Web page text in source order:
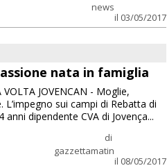
news
il 03/05/2017
nata in famiglia
di
gazzettamatin
il 08/05/2017
JOVENCAN - Moglie,
sui campi di Rebatta di
dipendente CVA di Jovença...